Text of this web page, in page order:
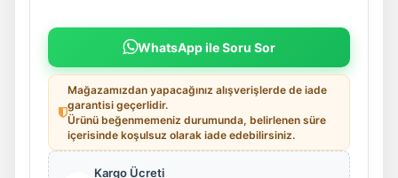
WhatsApp ile Soru Sor
Mağazamızdan yapacağınız alışverişlerde de iade
garantisi geçerlidir.
Ürünü beğenmemeniz durumunda, belirlenen süre
içerisinde koşulsuz olarak iade edebilirsiniz.
Kargo Ücreti